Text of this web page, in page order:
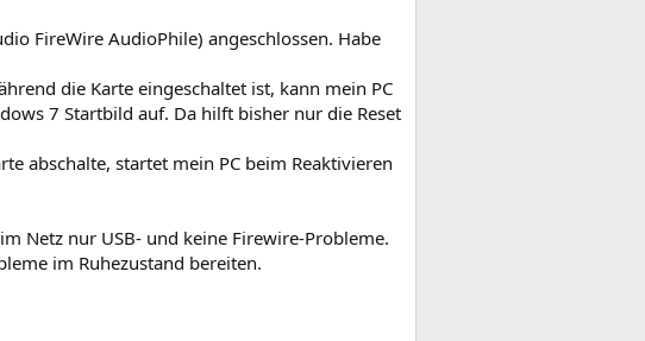
FireWire AudioPhile) angeschlossen. Habe
die Karte eingeschaltet ist, kann mein PC
7 Startbild auf. Da hilft bisher nur die Reset
abschalte, startet mein PC beim Reaktivieren
Netz nur USB- und keine Firewire-Probleme.
im Ruhezustand bereiten.